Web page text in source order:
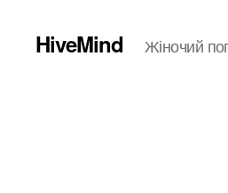
HiveMind Жіночий